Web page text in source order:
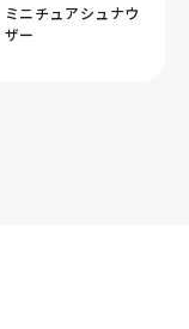
ミニチュアシュナウ
ザー